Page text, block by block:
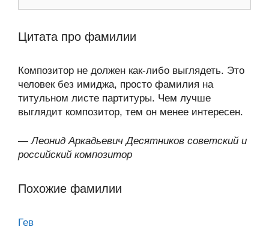
Цитата про фамилии
Композитор не должен как-либо выглядеть. Это
человек без имиджа, просто фамилия на
титульном листе партитуры. Чем лучше
выглядит композитор, тем он менее интересен.
—Леонид Аркадьевич Десятников советский и
российский композитор
Похожие фамилии
Гев